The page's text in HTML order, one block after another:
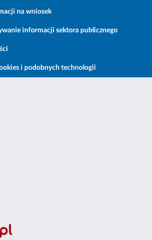
na wniosek
informacji sektora publicznego
i podobnych technologii